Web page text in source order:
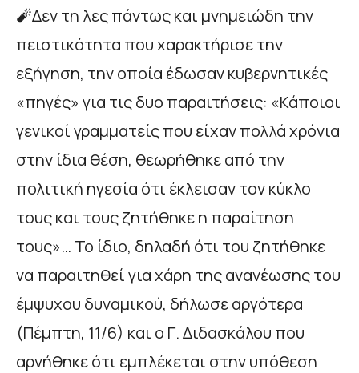
🧨Δεν τη λες πάντως και μνημειώδη την
πειστικότητα που χαρακτήρισε την
εξήγηση, την οποία έδωσαν κυβερνητικές
«πηγές» για τις δυο παραιτήσεις: «Κάποιοι
γενικοί γραμματείς που είχαν πολλά χρόνια
στην ίδια θέση, θεωρήθηκε από την
πολιτική ηγεσία ότι έκλεισαν τον κύκλο
τους και τους ζητήθηκε η παραίτηση
τους»… Το ίδιο, δηλαδή ότι του ζητήθηκε
να παραιτηθεί για χάρη της ανανέωσης του
έμψυχου δυναμικού, δήλωσε αργότερα
(Πέμπτη, 11/6) και ο Γ. Διδασκάλου που
αρνήθηκε ότι εμπλέκεται στην υπόθεση